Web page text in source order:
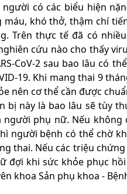
có các biểu hiện
khó thở, thậm chí
Trên thực tế đã có
cứu nào cho thấy
CoV-2 sau bao lâu có
19. Khi mang thai 9
nên cơ thể cần được
bị này là bao lâu sẽ tùy
người phụ nữ. Nếu
người bệnh có thể chờ
thai. Nếu các triệu
đợi khi sức khỏe phục
khoa Sản phụ khoa -